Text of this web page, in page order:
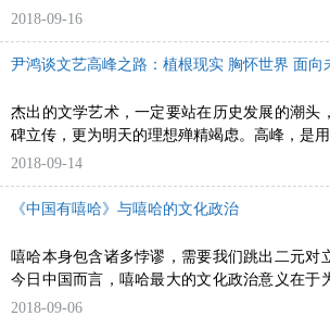
有理想信念才会有筋骨，有崇高的价值系统才会
2018-09-16
尹鸿谈文艺高峰之路：植根现实 胸怀世界 面向
杰出的文学艺术，一定要站在历史发展的潮头
碑立传，更为明天的理想殚精竭虑。高峰，是
2018-09-14
《中国有嘻哈》与嘻哈的文化政治
嘻哈本身包含诸多悖谬，需要我们跳出二元对
今日中国而言，嘻哈最大的文化政治意义在于
提供了表达经验的热情和手段。
2018-09-06